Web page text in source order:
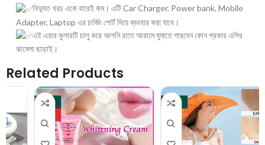
বিদ্যুত খরচ একে বারেই কম। এটি Car Charger, Power bank, Mobile
Adapter, Laptop এর চার্জিং পোর্ট দিয়ে ব্যবহার করা যাবে।
এই এয়ার কুলারটি চালু করে আপনি রাতে আরামে ঘুমাতে পারবেন কোন প্রকার এসির
ঝামেলা ছাড়াই।
Related Products
HOT
-22%